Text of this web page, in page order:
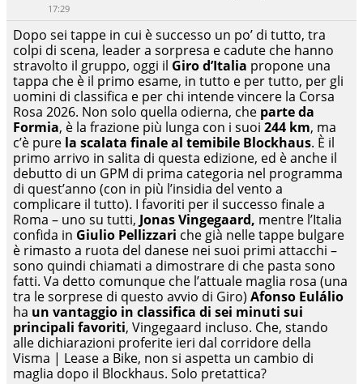
17:29
Dopo sei tappe in cui è successo un po’ di tutto, tra
colpi di scena, leader a sorpresa e cadute che hanno
stravolto il gruppo, oggi il Giro d’Italia propone una
tappa che è il primo esame, in tutto e per tutto, per gli
uomini di classifica e per chi intende vincere la Corsa
Rosa 2026. Non solo quella odierna, che parte da
Formia, è la frazione più lunga con i suoi 244 km, ma
c’è pure la scalata finale al temibile Blockhaus. È il
primo arrivo in salita di questa edizione, ed è anche il
debutto di un GPM di prima categoria nel programma
di quest’anno (con in più l’insidia del vento a
complicare il tutto). I favoriti per il successo finale a
Roma – uno su tutti, Jonas Vingegaard, mentre l’Italia
confida in Giulio Pellizzari che già nelle tappe bulgare
è rimasto a ruota del danese nei suoi primi attacchi –
sono quindi chiamati a dimostrare di che pasta sono
fatti. Va detto comunque che l’attuale maglia rosa (una
tra le sorprese di questo avvio di Giro) Afonso Eulálio
ha un vantaggio in classifica di sei minuti sui
principali favoriti, Vingegaard incluso. Che, stando
alle dichiarazioni proferite ieri dal corridore della
Visma | Lease a Bike, non si aspetta un cambio di
maglia dopo il Blockhaus. Solo pretattica?